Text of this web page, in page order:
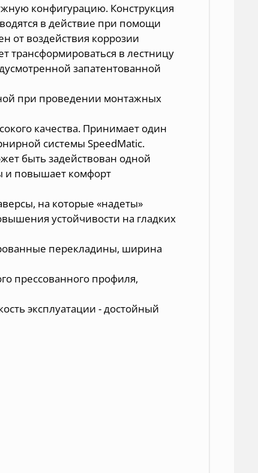
конфигурацию. Конструкция
в действие при помощи
воздействия коррозии
трансформироваться в лестницу
запатентованной
при проведении монтажных
качества. Принимает один
системы SpeedMatic.
быть задействован одной
и повышает комфорт
на которые «надеты»
устойчивости на гладких
перекладины, ширина
прессованного профиля,
эксплуатации - достойный